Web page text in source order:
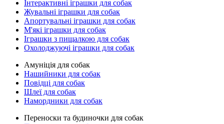
Інтерактивні іграшки для собак
Жувальні іграшки для собак
Апортувальні іграшки для собак
М'які іграшки для собак
Іграшки з пищалкою для собак
Охолоджуючі іграшки для собак
Амуніція для собак
Нашийники для собак
Повідці для собак
Шлеї для собак
Намордники для собак
Переноски та будиночки для собак